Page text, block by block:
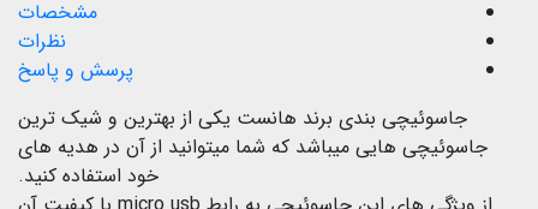
مشخصات
نظرات
پرسش و پاسخ
جاسوئیچی بندی برند هانست یکی از بهترین و شیک ترین
جاسوئیچی هایی میباشد که شما میتوانید از آن در هدیه های
خود استفاده کنید.